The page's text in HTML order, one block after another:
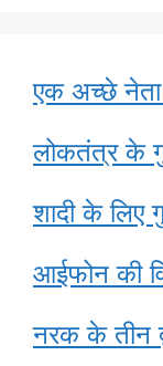
एक अच्छे
लोकतंत्र के
शादी के लिए
आईफोन की
नरक के तीन